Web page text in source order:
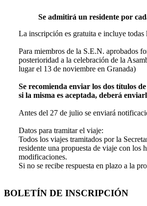
Se admitirá un residente por
La inscripción es gratuita e incluye
Para miembros de la S.E.N. aprobados
posterioridad a la celebración de la
lugar el 13 de noviembre en Granada)
Se recomienda enviar los dos títulos
si la misma es aceptada, deberá
Antes del 27 de julio se enviará
Datos para tramitar el viaje:
Todos los viajes tramitados por la
residente una propuesta de viaje con los
modificaciones.
Si no se recibe respuesta en plazo a la
BOLETÍN DE INSCRIPCIÓN